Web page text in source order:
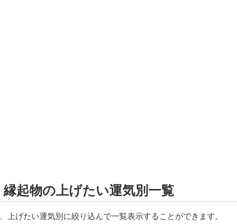
起物の上げたい運気別一覧
上げたい運気別に絞り込んで一覧表示することができます。